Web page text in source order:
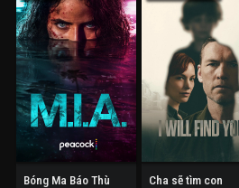
Bóng Ma Báo Thù Cha sẽ tìm con